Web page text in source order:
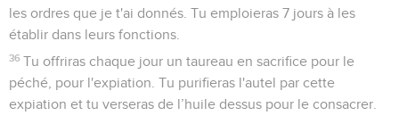
les ordres que je t'ai donnés. Tu emploieras 7 jours à les
établir dans leurs fonctions.
36 Tu offriras chaque jour un taureau en sacrifice pour le
péché, pour l'expiation. Tu purifieras l'autel par cette
expiation et tu verseras de l’huile dessus pour le consacrer.